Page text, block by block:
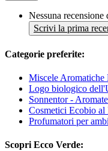
Nessuna recensione
Scrivi la prima
Categorie preferite:
Miscele Aromatiche
Logo biologico
Sonnentor -
Cosmetici Ecobio
Profumatori per
Scopri Ecco Verde: